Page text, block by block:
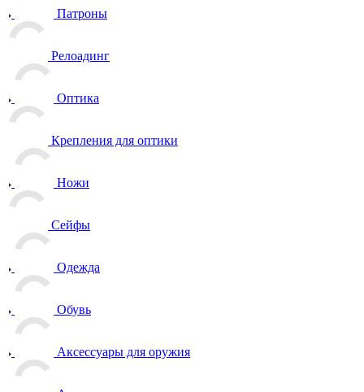
Патроны
Релоадинг
Оптика
Крепления для оптики
Ножи
Сейфы
Одежда
Обувь
Аксессуары для оружия